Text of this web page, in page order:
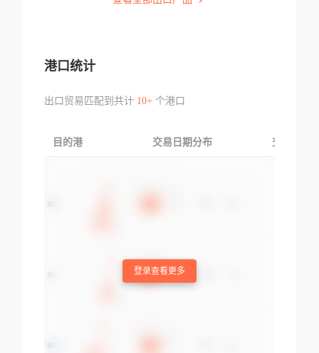
港口统计
出口贸易匹配到共计 10+个港口
目的港 交易日期分布 交易产品
登录查看更多